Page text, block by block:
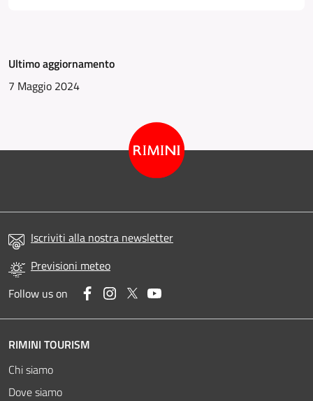
Ultimo aggiornamento
7 Maggio 2024
Iscriviti alla nostra newsletter
Previsioni meteo
Follow us on
FacebookInstagram
Twitter
RIMINI TOURISM
Chi siamo
Dove siamo